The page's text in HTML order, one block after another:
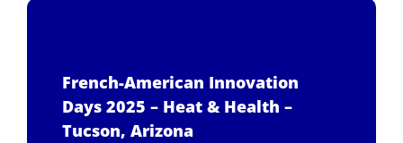
French-American Innovation
Days 2025 – Heat & Health –
Tucson, Arizona